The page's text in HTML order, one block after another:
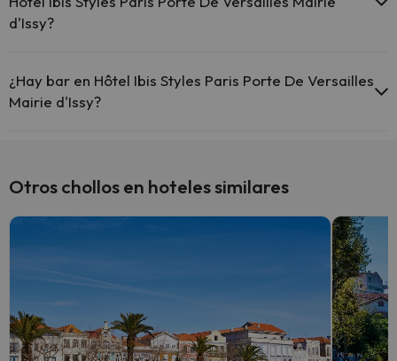
d'Issy?
acondicionado en las zonas comunes.
¿Hay bar en Hôtel Ibis Styles Paris Porte De Versailles
Mairie d'Issy?
Otros chollos en hoteles similares